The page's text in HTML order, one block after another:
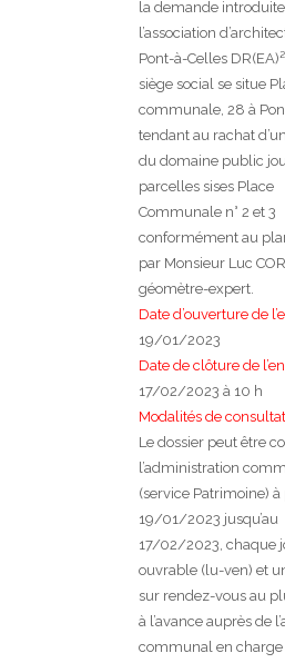
la demande
l’association
Pont-à-Celles
siège social se situe
communale, 28 à
tendant au rachat
du domaine public
parcelles sises Place
Communale n° 2 et 3
conformément au
par Monsieur Luc
géomètre-expert.
Date d’ouverture de
19/01/2023
Date de clôture de
17/02/2023 à 10 h
Modalités de
Le dossier peut être
l’administration
(service Patrimoine)
19/01/2023 jusqu’au
17/02/2023, chaque
ouvrable (lu-ven) et
sur rendez-vous au
à l’avance auprès de
communal en charge